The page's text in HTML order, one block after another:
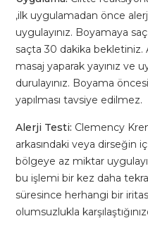
,ilk uygulamadan önce
uygulayınız. Boyamaya
saçta 30 dakika bekletiniz.
masaj yaparak yayınız ve
durulayınız. Boyama
yapılması tavsiye edilmez.
Alerji Testi: Clemency
arkasındaki veya dirseğin
bölgeye az miktar
bu işlemi bir kez daha
süresince herhangi bir
olumsuzlukla